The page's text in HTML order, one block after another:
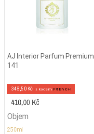
AJ Interior Parfum Premium
141
348,50 Kč z kodem FRENCH
410,00 Kč
Objem
250ml